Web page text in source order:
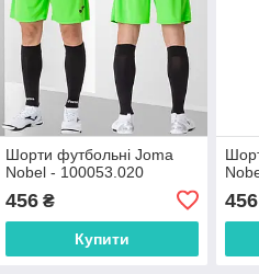
Шорти футбольні Joma
Nobel - 100053.020
456₴
Купити
456